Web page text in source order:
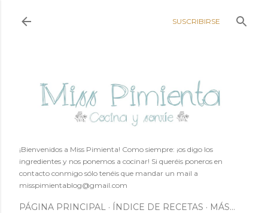
SUSCRIBIRSE
¡Bienvenidos a Miss Pimienta! Como siempre: ¡os digo los
ingredientes y nos ponemos a cocinar! Si queréis poneros en
contacto conmigo sólo tenéis que mandar un mail a
misspimientablog@gmail.com
PÁGINA PRINCIPAL ÍNDICE DE RECETAS MÁS…